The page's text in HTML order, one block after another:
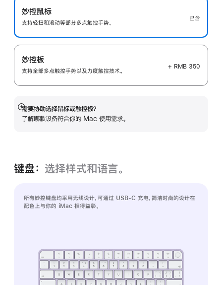
妙控鼠标
支持轻扫和滚动等部分多点触控手势。
已含
妙控板
支持全部多点触控手势以及力度触控技术。
+ RMB 350
需要协助选择鼠标或触控板？
了解哪款设备符合你的 Mac 使用需求。
展
开
键盘： 选择样式和语言。
所有妙控键盘均采用无线设计，可通过 USB-C 充电，简洁时尚的设计在
配色上与你的 iMac 相得益彰。